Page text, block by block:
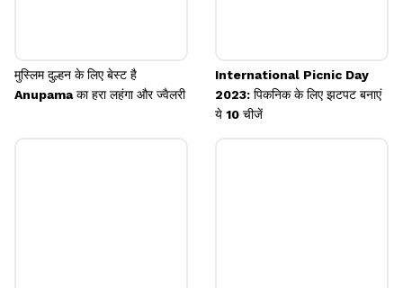
मुस्लिम दुल्हन के लिए बेस्ट है
Anupama का हरा लहंगा और ज्वैलरी
International Picnic Day
2023: पिकनिक के लिए झटपट बनाएं
ये 10 चीजें